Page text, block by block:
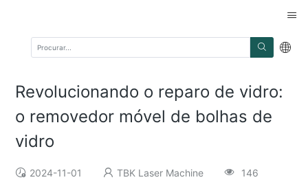
Revolucionando o reparo de vidro:
o removedor móvel de bolhas de
vidro
2024-11-01 TBK Laser Machine 146